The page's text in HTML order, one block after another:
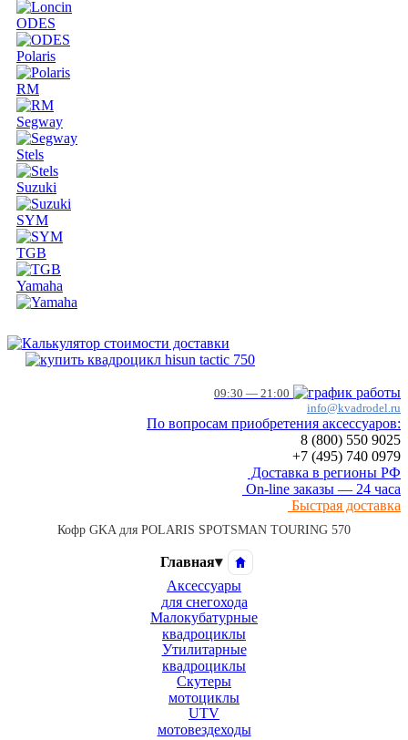
ODES
Polaris
RM
Segway
Stels
Suzuki
SYM
TGB
Yamaha
09:30 — 21:00
info@kvadrodel.ru
По вопросам приобретения аксессуаров:
8 (800) 550 9025
+7 (495) 740 0979
Доставка в регионы РФ
On-line заказы — 24 часа
Быстрая доставка
Кофр GKA для POLARIS SPOTSMAN TOURING 570
Главная▾
Аксессуары
для снегохода
Малокубатурные
квадроциклы
Утилитарные
квадроциклы
Скутеры
мотоциклы
UTV
мотовездеходы